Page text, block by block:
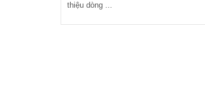
thiệu dòng ...